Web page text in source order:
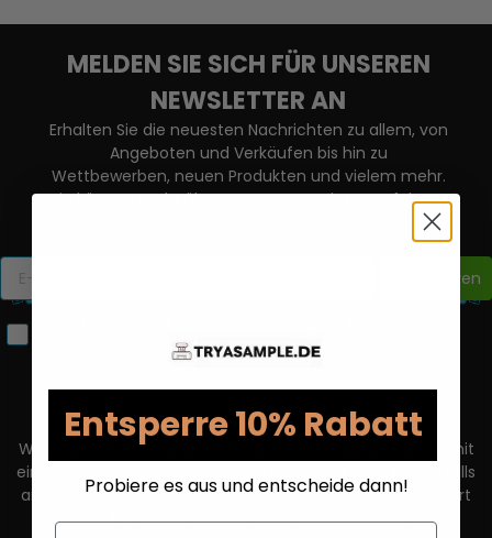
MELDEN SIE SICH FÜR UNSEREN
NEWSLETTER AN
Erhalten Sie die neuesten Nachrichten zu allem, von
Angeboten und Verkäufen bis hin zu
Wettbewerben, neuen Produkten und vielem mehr.
Sie können mehr über unseren Newsletter erfahren,
Registrieren
eines personalisierten Nutzerprofils.
Wenn Sie unseren Newsletter abonnieren, willigen Sie damit
ein, dass Ihre Bestandsdaten wie E-Mail-Adresse sowie (falls
angegeben) Vorname, Name und Geschlecht gespeichert
werden. Ihre Daten werden dann auf Grundlage Ihrer
Entsperre 10% Rabatt
Probiere es aus und entscheide dann!